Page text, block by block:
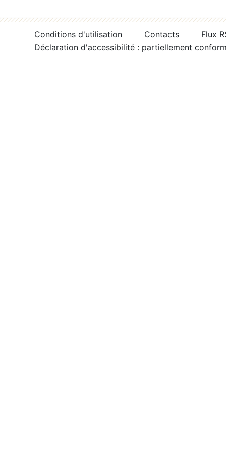
Conditions d'utilisation Contacts
Flux
Déclaration d'accessibilité : partiellement